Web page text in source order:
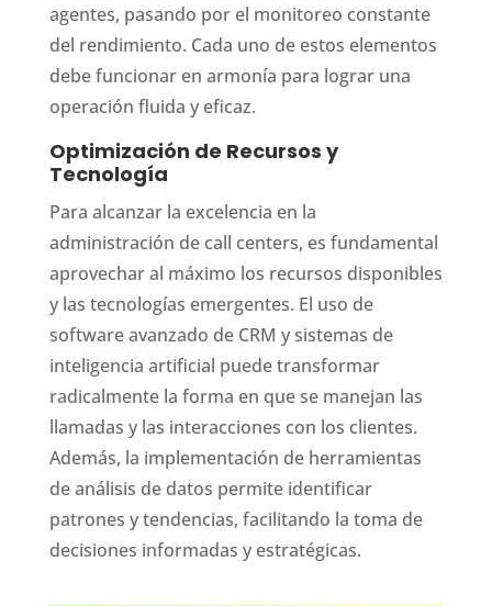
agentes, pasando por el monitoreo constante
del rendimiento. Cada uno de estos elementos
debe funcionar en armonía para lograr una
operación fluida y eficaz.
Optimización de Recursos y
Tecnología
Para alcanzar la excelencia en la
administración de call centers, es fundamental
aprovechar al máximo los recursos disponibles
y las tecnologías emergentes. El uso de
software avanzado de CRM y sistemas de
inteligencia artificial puede transformar
radicalmente la forma en que se manejan las
llamadas y las interacciones con los clientes.
Además, la implementación de herramientas
de análisis de datos permite identificar
patrones y tendencias, facilitando la toma de
decisiones informadas y estratégicas.